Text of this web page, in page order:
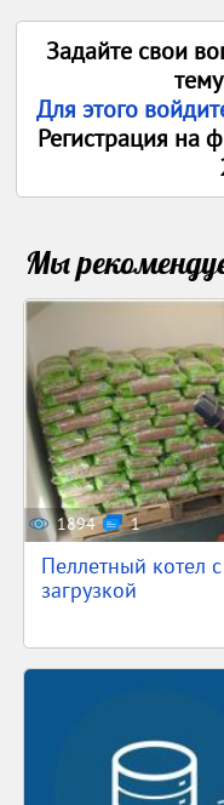
Задайте свои
Для этого
Регистрация на
Мы
1894 1
Пеллетный котел
загрузкой